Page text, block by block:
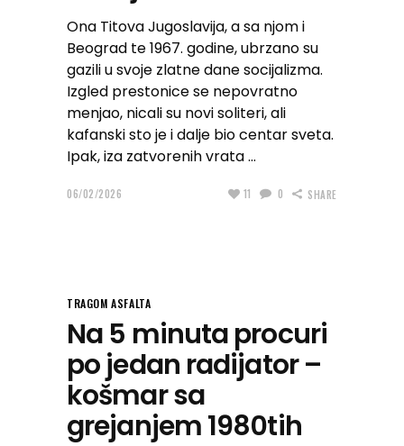
Ona Titova Jugoslavija, a sa njom i
Beograd te 1967. godine, ubrzano su
gazili u svoje zlatne dane socijalizma.
Izgled prestonice se nepovratno
menjao, nicali su novi soliteri, ali
kafanski sto je i dalje bio centar sveta.
Ipak, iza zatvorenih vrata
06/02/2026 11 0 SHARE
TRAGOM ASFALTA
Na 5 minuta procuri
po jedan radijator –
košmar sa
grejanjem 1980tih